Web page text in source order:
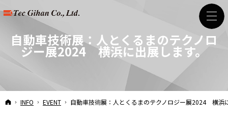
自動車技術展：人とくるまのテクノロ
ジー展2024横浜に出展します。
HOME
INFO EVENT 自動車技術展：人とくるまのテクノロジー展2024 横浜